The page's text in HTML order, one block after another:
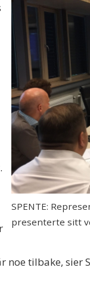
SPENTE:
presenterte sitt
noe tilbake, sier